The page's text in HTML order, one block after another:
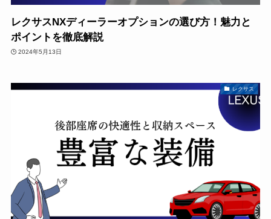
レクサスNXディーラーオプションの選び方！魅力と
ポイントを徹底解説
2024年5月13日
レクサス